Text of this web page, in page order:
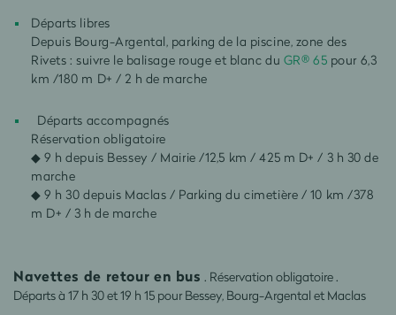
Départs libres
Depuis Bourg-Argental, parking de la piscine, zone des
Rivets : suivre le balisage rouge et blanc du GR® 65 pour 6,3
km /180 m D+ / 2 h de marche
Départs accompagnés
Réservation obligatoire
◆ 9 h depuis Bessey / Mairie /12,5 km / 425 m D+ / 3 h 30 de
marche
◆ 9 h 30 depuis Maclas / Parking du cimetière / 10 km /378
m D+ / 3 h de marche
Navettes de retour en bus . Réservation obligatoire .
Départs à 17 h 30 et 19 h 15 pour Bessey, Bourg-Argental et Maclas